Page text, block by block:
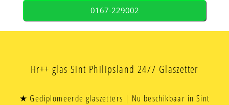
0167-229002
Hr++ glas Sint Philipsland 24/7 Glaszetter
★ Gediplomeerde glaszetters | Nu beschikbaar in Sint